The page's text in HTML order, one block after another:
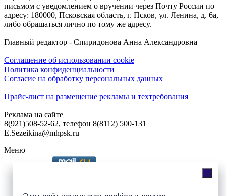
письмом с уведомлением о вручении через Почту России по
адресу: 180000, Псковская область, г. Псков, ул. Ленина, д. 6а,
либо обращаться лично по тому же адресу.
Главный редактор - Спиридонова Анна Александровна
Соглашение об использовании cookie
Политика конфиденциальности
Согласие на обработку персональных данных
Прайс-лист на размещение рекламы и техтребования
Реклама на сайте
8(921)508-52-62, телефон 8(8112) 500-131
E.Sezeikina@mhpsk.ru
Меню